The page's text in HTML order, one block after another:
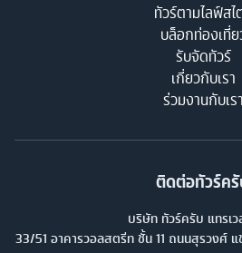
ทัวร์ตามไลฟ์สไ
บล็อกท่องเที่
รับจัดทัวร์
เกี่ยวกับเรา
ร่วมงานกับเรา
ติดต่อทัวร์ค
บริษัท ทัวร์ครับ แทรเ
33/51 อาคารวอลสตรีท ชั้น 11 ถนนสุรวงศ์